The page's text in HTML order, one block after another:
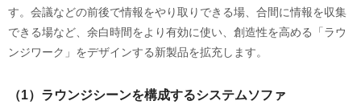
す。会議などの前後で情報をやり取りできる場、合間に情報を収集
できる場など、余白時間をより有効に使い、創造性を高める「ラウ
ンジワーク」をデザインする新製品を拡充します。
（1）ラウンジシーンを構成するシステムソファ